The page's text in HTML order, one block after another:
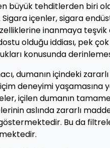
büyük tehditlerden biri
Sigara içenler, sigara
inanmaya
olduğu iddiası, pek
konusunda
dumanın içindeki
deneyimi yaşamasına
içilen dumanın
aslında zararlı
göstermektedir. Bu da